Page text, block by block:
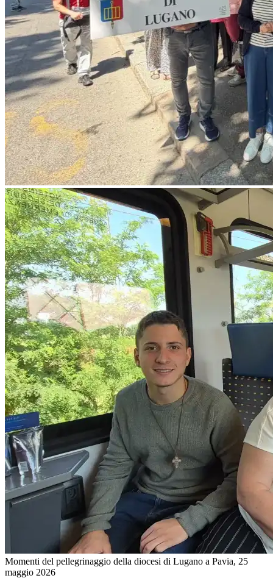
Momenti del pellegrinaggio della diocesi di Lugano a Pavia, 25
maggio 2026